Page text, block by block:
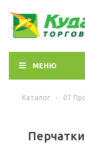
МЕНЮ
Каталог - 07
Перчатки